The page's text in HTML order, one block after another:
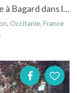
Gite dans mas cévenol près d'Anduze à Bagard dans le Gard dans le Languedoc-Roussillon
Occitanie, France